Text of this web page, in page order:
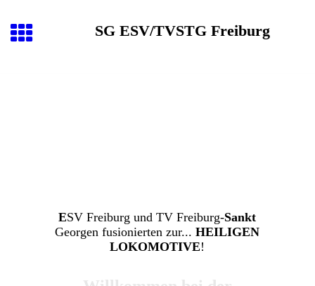
SG ESV/TVSTG Freiburg
ESV Freiburg und TV Freiburg-Sankt
Georgen fusionierten zur...HEILIGEN
LOKOMOTIVE!